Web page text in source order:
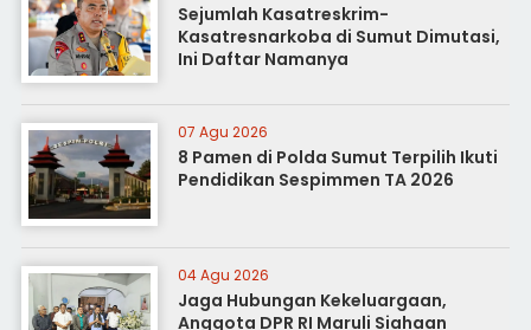
Sejumlah Kasatreskrim-
Kasatresnarkoba di Sumut Dimutasi,
Ini Daftar Namanya
07 Agu 2026
8 Pamen di Polda Sumut Terpilih Ikuti
Pendidikan Sespimmen TA 2026
04 Agu 2026
Jaga Hubungan Kekeluargaan,
Anggota DPR RI Maruli Siahaan